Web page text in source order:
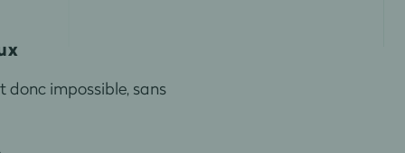
donc impossible, sans